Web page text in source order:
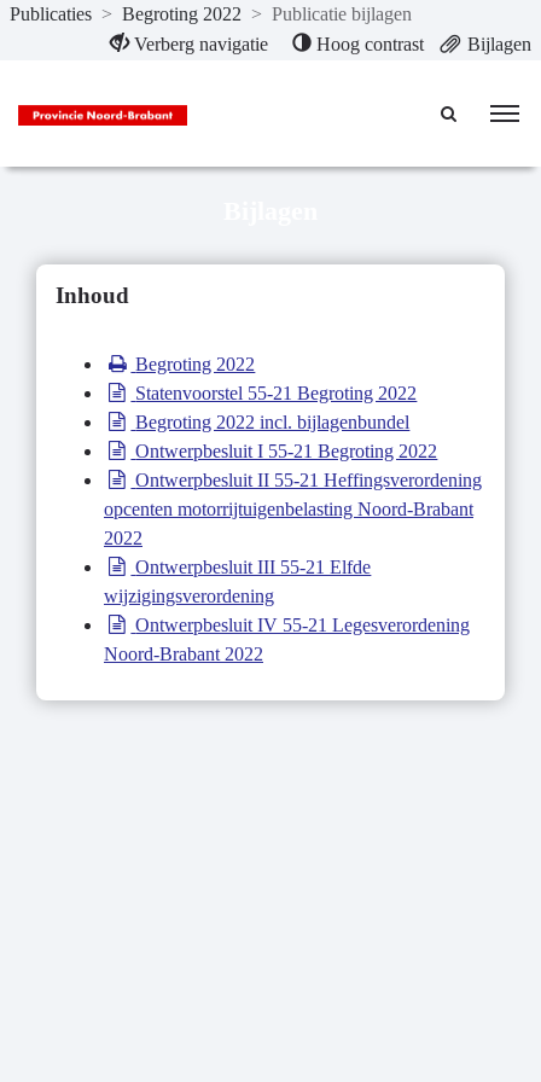
Naar hoofdinhoud
Publicaties > Begroting 2022 > Publicatie bijlagen
Verberg navigatie
Hoog contrast Bijlagen
Inhoud
Begroting 2022
Statenvoorstel 55-21 Begroting 2022
Begroting 2022 incl. bijlagenbundel
Ontwerpbesluit I 55-21 Begroting 2022
Ontwerpbesluit II 55-21 Heffingsverordening
opcenten motorrijtuigenbelasting Noord-Brabant
2022
Ontwerpbesluit III 55-21 Elfde
wijzigingsverordening
Ontwerpbesluit IV 55-21 Legesverordening
Noord-Brabant 2022